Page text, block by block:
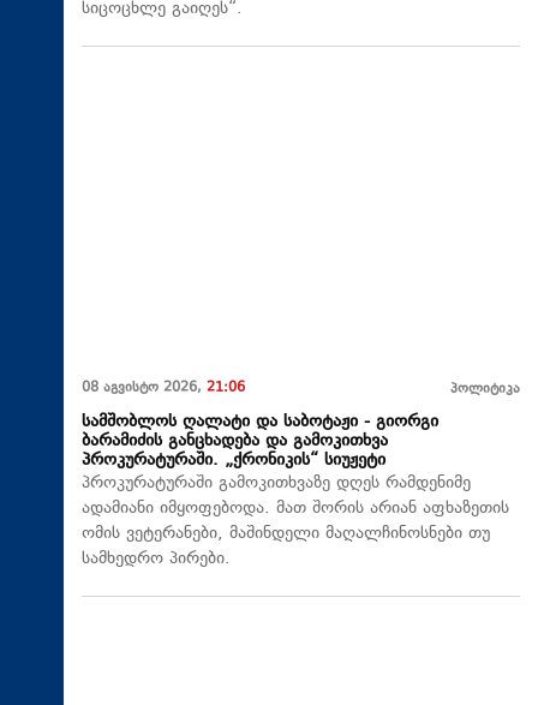
სიცოცხლე გაიღეს“.
08 აგვისტო 2026, 21:06 პოლიტიკა
სამშობლოს ღალატი და საბოტაჟი - გიორგი
ბარამიძის განცხადება და გამოკითხვა
პროკურატურაში. „ქრონიკის“ სიუჟეტი
პროკურატურაში გამოკითხვაზე დღეს რამდენიმე
ადამიანი იმყოფებოდა. მათ შორის არიან აფხაზეთის
ომის ვეტერანები, მაშინდელი მაღალჩინოსნები თუ
სამხედრო პირები.